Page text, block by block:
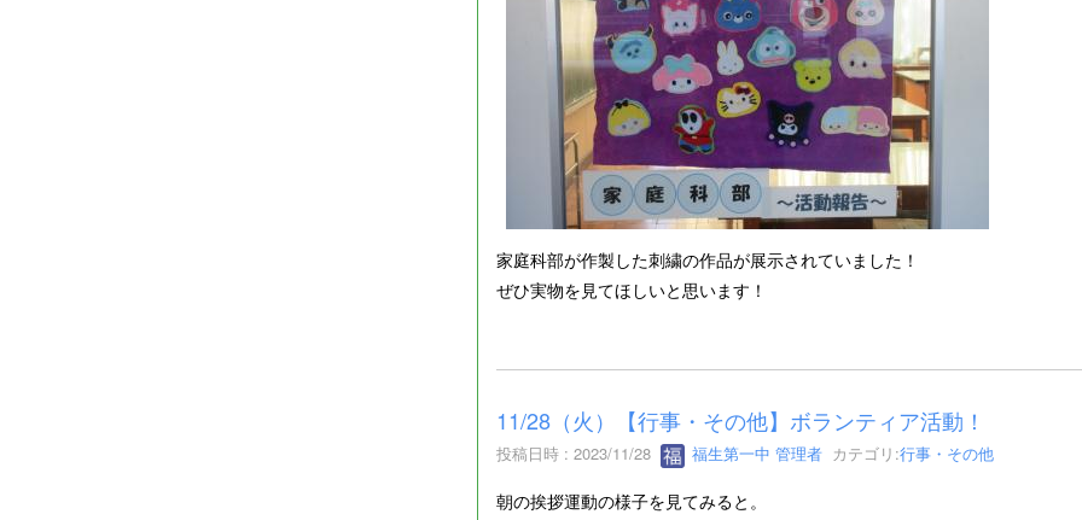
家庭科部が作製した刺繍の作品が展示されていました！
ぜひ実物を見てほしいと思います！
11/28（火）【行事・その他】ボランティア活動！
投稿日時 : 2023/11/28 福生第一中 管理者カテゴリ:行事・その他
朝の挨拶運動の様子を見てみると。